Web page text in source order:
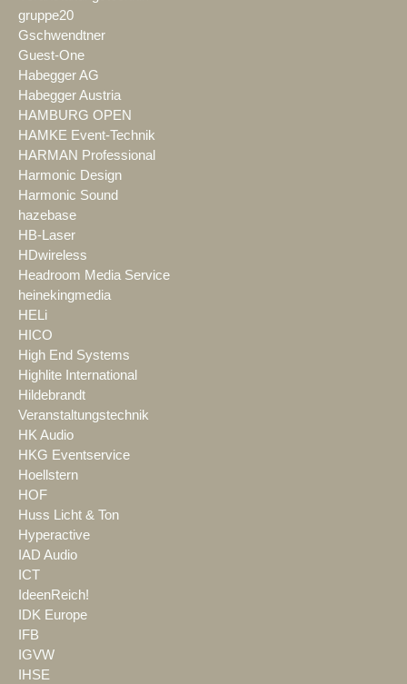
gruppe20
Gschwendtner
Guest-One
Habegger AG
Habegger Austria
HAMBURG OPEN
HAMKE Event-Technik
HARMAN Professional
Harmonic Design
Harmonic Sound
hazebase
HB-Laser
HDwireless
Headroom Media Service
heinekingmedia
HELi
HICO
High End Systems
Highlite International
Hildebrandt
Veranstaltungstechnik
HK Audio
HKG Eventservice
Hoellstern
HOF
Huss Licht & Ton
Hyperactive
IAD Audio
ICT
IdeenReich!
IDK Europe
IFB
IGVW
IHSE